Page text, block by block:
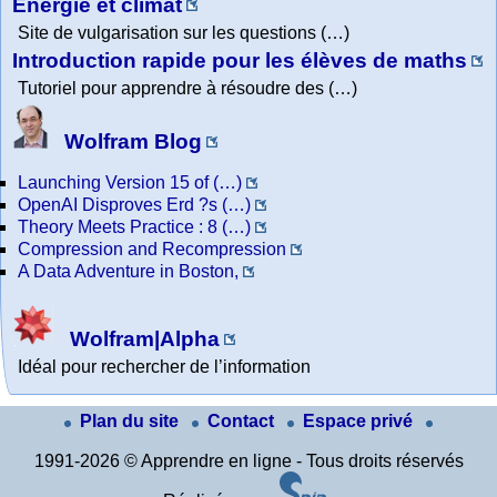
Energie et climat
Site de vulgarisation sur les questions (…)
Introduction rapide pour les élèves de maths
Tutoriel pour apprendre à résoudre des (…)
Wolfram Blog
Launching Version 15 of (…)
OpenAI Disproves Erd ?s (…)
Theory Meets Practice : 8 (…)
Compression and Recompression
A Data Adventure in Boston,
Wolfram|Alpha
Idéal pour rechercher de l’information
Plan du site Contact Espace privé
1991-2026 © Apprendre en ligne - Tous droits réservés